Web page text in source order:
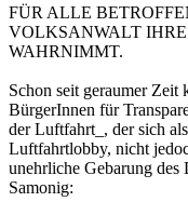
FÜR ALLE
VOLKSANWALT
WAHRNIMMT.
Schon seit geraumer
BürgerInnen für
der Luftfahrt_, der sich
Luftfahrtlobby, nicht
unehrliche Gebarung
Samonig: